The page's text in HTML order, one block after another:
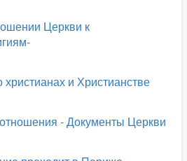
Церкви к
и Христианстве
- Документы Церкви